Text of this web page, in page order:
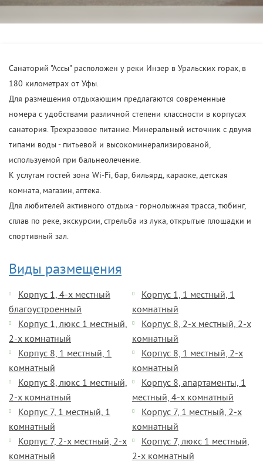
Санаторий "Ассы" расположен у реки Инзер в Уральских горах, в
180 километрах от Уфы.
Для размещения отдыхающим предлагаются современные
номера с удобствами различной степени классности в корпусах
санатория. Трехразовое питание. Минеральный источник с двумя
типами воды - питьевой и высокоминерализированой,
используемой при бальнеолечение.
К услугам гостей зона Wi-Fi, бар, бильярд, караоке, детская
комната, магазин, аптека.
Для любителей активного отдыха - горнолыжная трасса, тюбинг,
сплав по реке, экскурсии, стрельба из лука, открытые площадки и
спортивный зал.
Виды размещения
Корпус 1, 4-х местный
благоустроенный
Корпус 1, 1 местный, 1
комнатный
Корпус 1, люкс 1 местный,
2-х комнатный
Корпус 8, 2-х местный, 2-х
комнатный
Корпус 8, 1 местный, 1
комнатный
Корпус 8, 1 местный, 2-х
комнатный
Корпус 8, люкс 1 местный,
2-х комнатный
Корпус 8, апартаменты, 1
местный, 4-х комнатный
Корпус 7, 1 местный, 1
комнатный
Корпус 7, 1 местный, 2-х
комнатный
Корпус 7, 2-х местный, 2-х
комнатный
Корпус 7, люкс 1 местный,
2-х комнатный